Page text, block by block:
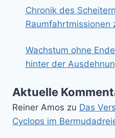
Chronik des
Raumfahrtmissionen
Wachstum ohne
hinter der
Aktuelle
Reiner Amos zu Das
Cyclops im